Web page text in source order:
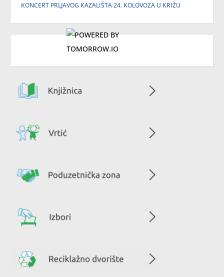
KONCERT PRLJAVOG KAZALIŠTA 24. KOLOVOZA U KRIŽU